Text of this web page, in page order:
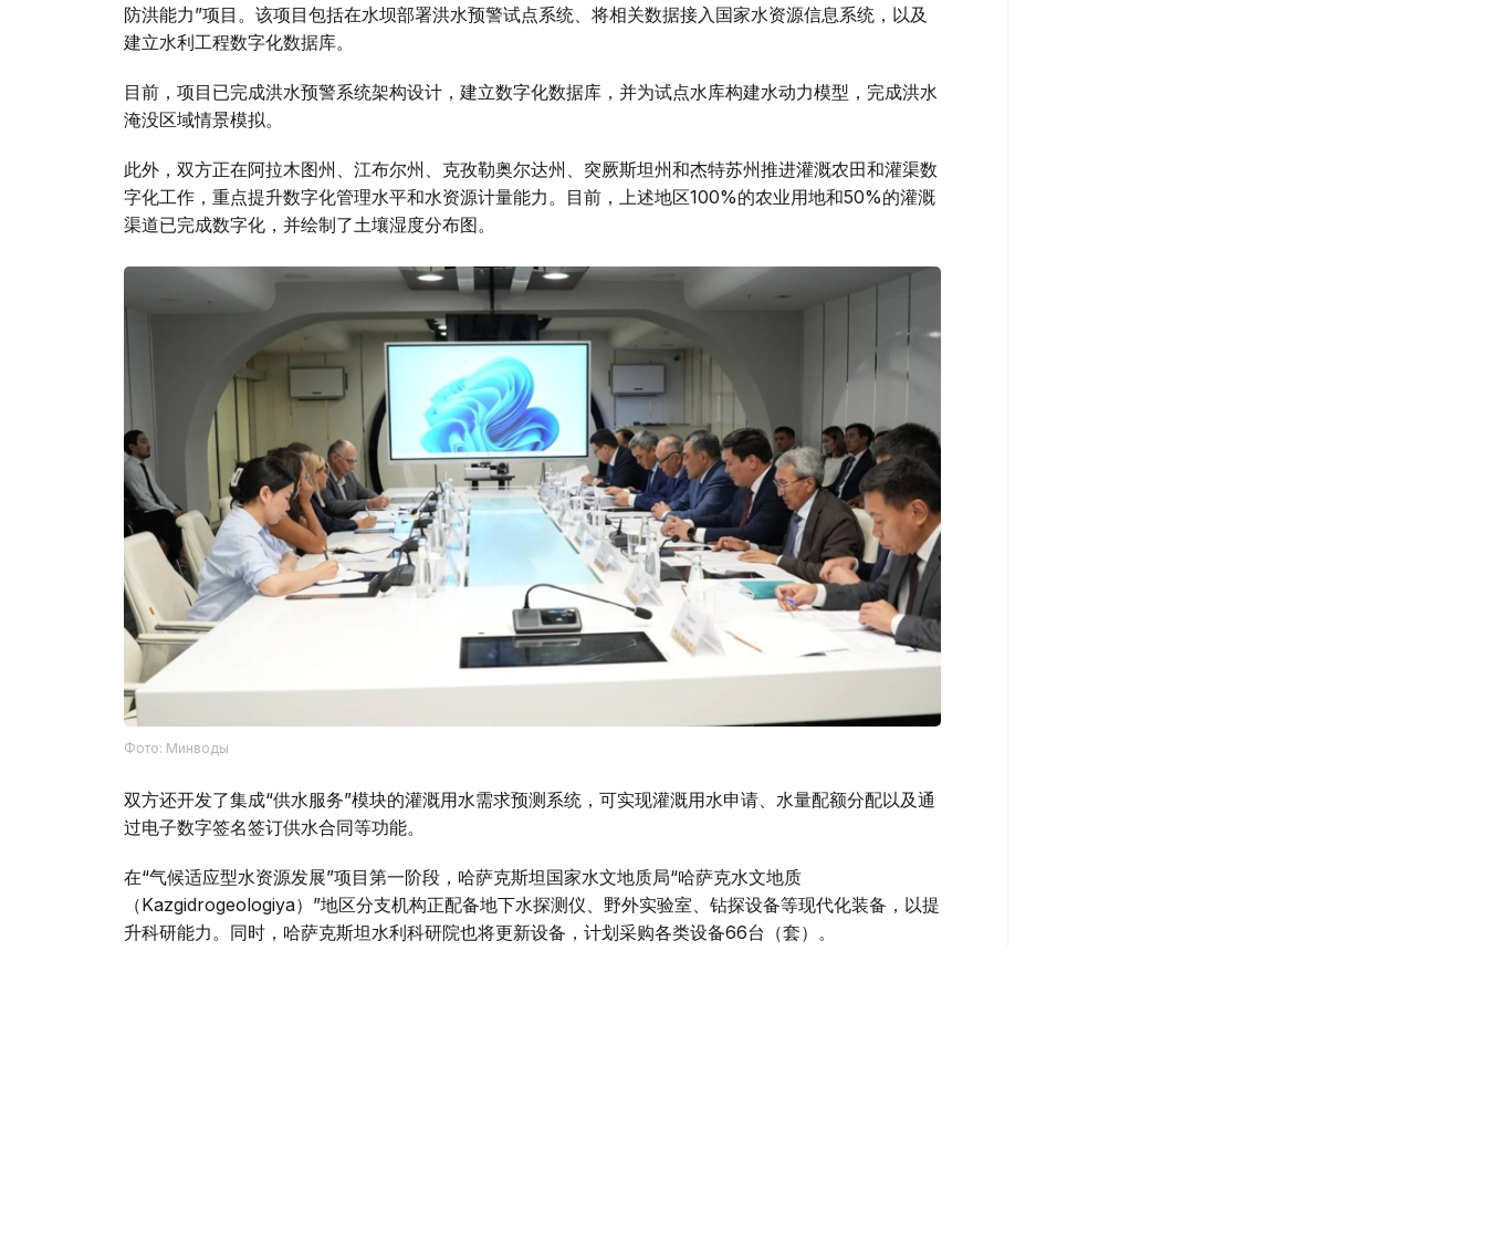
防洪能力”项目。该项目包括在水坝部署洪水预警试点系统、将相关数据接入国家水资源信息系统，以及
建立水利工程数字化数据库。
目前，项目已完成洪水预警系统架构设计，建立数字化数据库，并为试点水库构建水动力模型，完成洪水
淹没区域情景模拟。
此外，双方正在阿拉木图州、江布尔州、克孜勒奥尔达州、突厥斯坦州和杰特苏州推进灌溉农田和灌渠数
字化工作，重点提升数字化管理水平和水资源计量能力。目前，上述地区100%的农业用地和50%的灌溉
渠道已完成数字化，并绘制了土壤湿度分布图。
Фото: Минводы
双方还开发了集成“供水服务”模块的灌溉用水需求预测系统，可实现灌溉用水申请、水量配额分配以及通
过电子数字签名签订供水合同等功能。
在“气候适应型水资源发展”项目第一阶段，哈萨克斯坦国家水文地质局“哈萨克水文地质
（Kazgidrogeologiya）”地区分支机构正配备地下水探测仪、野外实验室、钻探设备等现代化装备，以提
升科研能力。同时，哈萨克斯坦水利科研院也将更新设备，计划采购各类设备66台（套）。